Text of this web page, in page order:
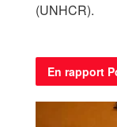
(UNHCR).
En rapport